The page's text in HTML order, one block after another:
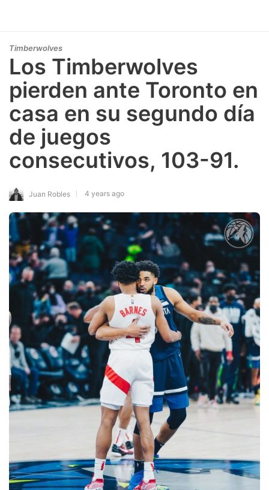
Timberwolves
Los Timberwolves
pierden ante Toronto en
casa en su segundo día
de juegos
consecutivos, 103-91.
Juan Robles 4 years ago